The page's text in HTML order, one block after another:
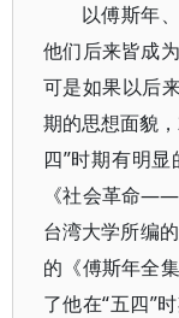
以傅斯年
他们后来皆成
可是如果以后
期的思想面貌
四”时期有明
《社会革命
台湾大学所编
的《傅斯年全
了他在“五四”